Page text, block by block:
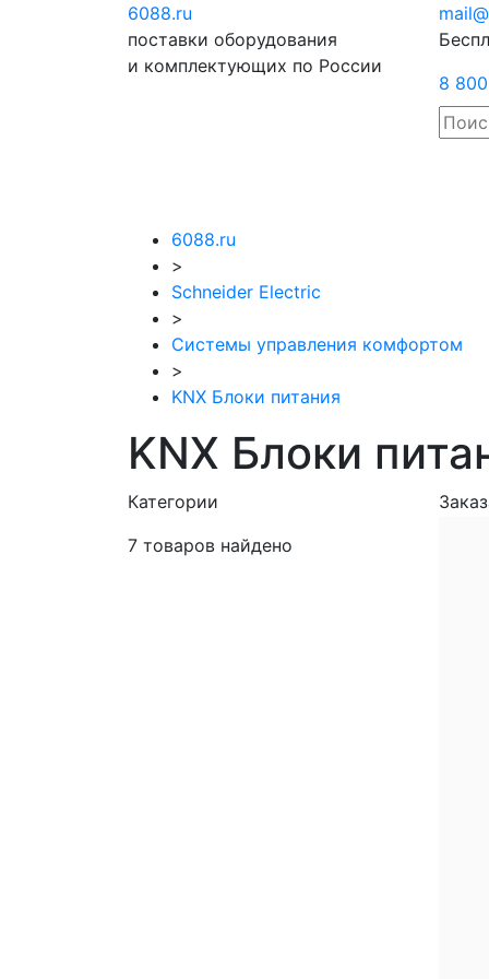
6088.ru
поставки оборудования
и комплектующих по России
8
6088.ru
>
Schneider Electric
>
Системы управления комфортом
>
KNX Блоки питания
KNX Блоки
Категории
7 товаров найдено
Отправить